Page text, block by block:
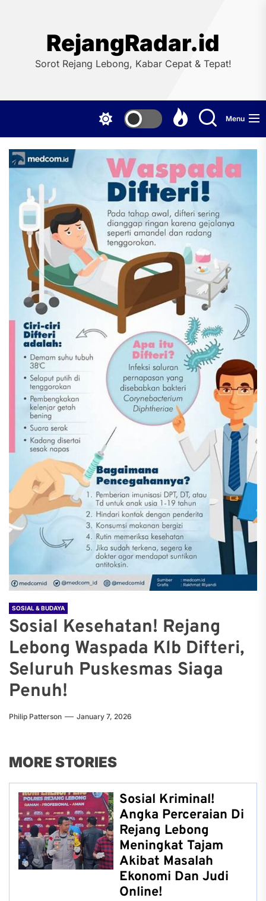
RejangRadar.id
Sorot Rejang Lebong, Kabar Cepat & Tepat!
Menu
SOSIAL & BUDAYA
Sosial Kesehatan! Rejang
Lebong Waspada Klb Difteri,
Seluruh Puskesmas Siaga
Penuh!
Philip Patterson January 7, 2026
MORE STORIES
Sosial Kriminal!
Angka Perceraian Di
Rejang Lebong
Meningkat Tajam
Akibat Masalah
Ekonomi Dan Judi
Online!